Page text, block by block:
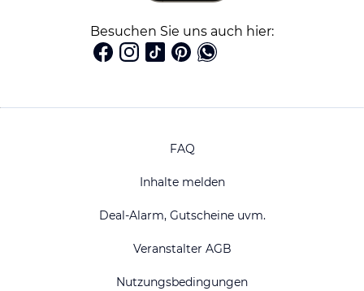
Besuchen Sie uns auch hier:
FAQ
Inhalte melden
Deal-Alarm, Gutscheine uvm.
Veranstalter AGB
Nutzungsbedingungen